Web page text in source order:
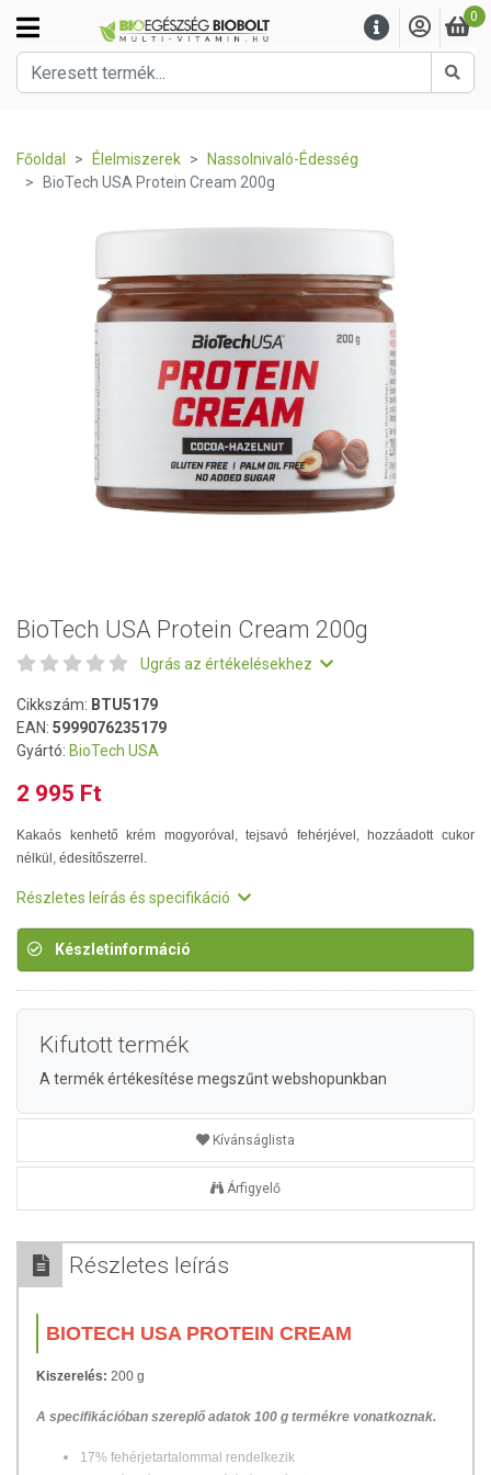
0
Főoldal Élelmiszerek
Nassolnivaló-Édesség
BioTech USA Protein Cream 200g
BioTech USA Protein Cream 200g
Ugrás az értékelésekhez
Cikkszám: BTU5179
EAN: 5999076235179
Gyártó: BioTech USA
2 995 Ft
Kakaós kenhető krém mogyoróval, tejsavó fehérjével, hozzáadott cukor
nélkül, édesítőszerrel.
Részletes leírás és specifikáció
Készletinformáció
Kifutott termék
A termék értékesítése megszűnt webshopunkban
Kívánságlista
Árfigyelő
Részletes leírás
BIOTECH USA PROTEIN CREAM
Kiszerelés: 200 g
A specifikációban szereplő adatok 100 g termékre vonatkoznak.
17% fehérjetartalommal rendelkezik